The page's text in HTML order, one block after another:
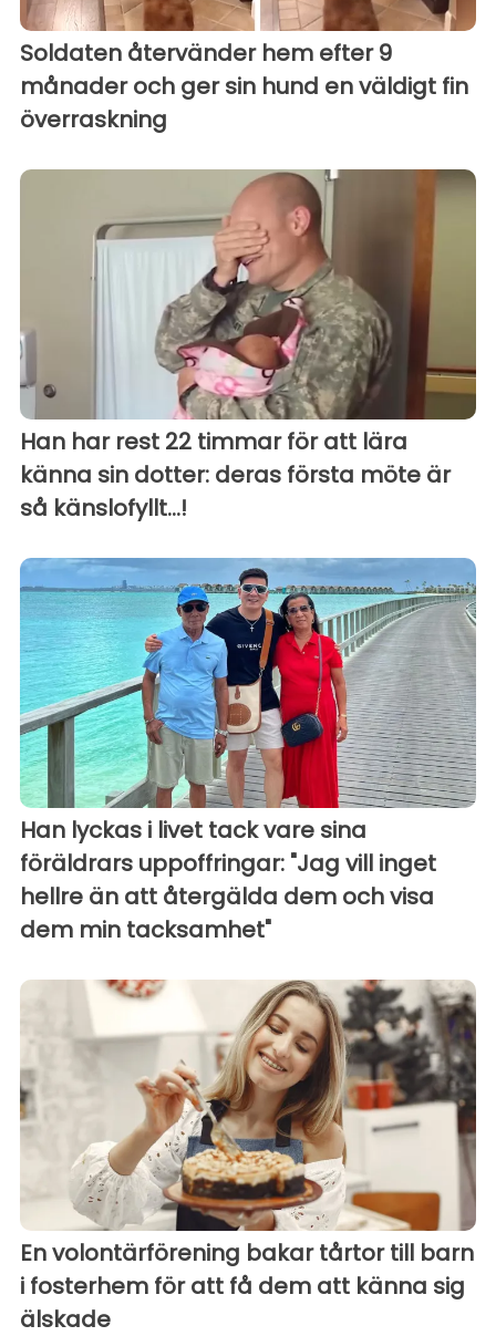
Soldaten återvänder hem efter 9
månader och ger sin hund en väldigt fin
överraskning
Han har rest 22 timmar för att lära
känna sin dotter: deras första möte är
så känslofyllt...!
Han lyckas i livet tack vare sina
föräldrars uppoffringar: "Jag vill inget
hellre än att återgälda dem och visa
dem min tacksamhet"
En volontärförening bakar tårtor till barn
i fosterhem för att få dem att känna sig
älskade